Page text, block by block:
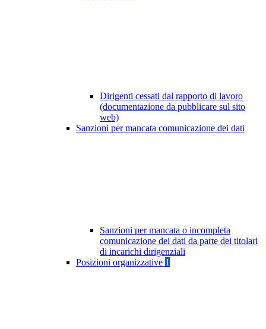
Dirigenti cessati dal rapporto di lavoro
(documentazione da pubblicare sul sito
web)
Sanzioni per mancata comunicazione dei dati
Sanzioni per mancata o incompleta
comunicazione dei dati da parte dei titolari
di incarichi dirigenziali
Posizioni organizzative 1